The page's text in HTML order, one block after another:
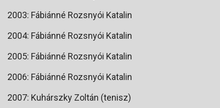
2003: Fábiánné Rozsnyói Katalin
2004: Fábiánné Rozsnyói Katalin
2005: Fábiánné Rozsnyói Katalin
2006: Fábiánné Rozsnyói Katalin
2007: Kuhárszky Zoltán (tenisz)